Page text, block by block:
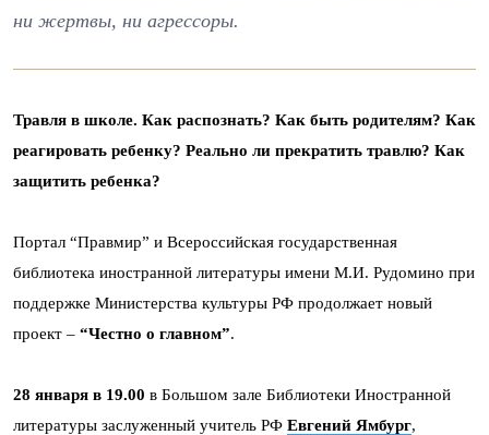
ни жертвы, ни агрессоры.
Травля в школе. Как распознать? Как быть родителям? Как
реагировать ребенку? Реально ли прекратить травлю? Как
защитить ребенка?
Портал “Правмир” и Всероссийская государственная
библиотека иностранной литературы имени М.И. Рудомино при
поддержке Министерства культуры РФ продолжает новый
проект – “Честно о главном”.
28 января в 19.00 в Большом зале Библиотеки Иностранной
литературы заслуженный учитель РФ Евгений Ямбург,